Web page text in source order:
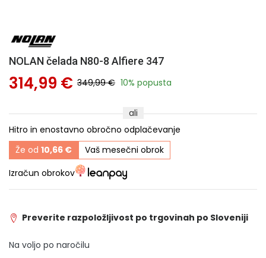
NOLAN čelada N80-8 Alfiere 347
314,99 € 349,99 € 10% popusta
ali
Hitro in enostavno obročno odplačevanje
Že od 10,66 €
Vaš mesečni obrok
Izračun obrokov
Preverite razpoložljivost po trgovinah po Sloveniji
Na voljo po naročilu